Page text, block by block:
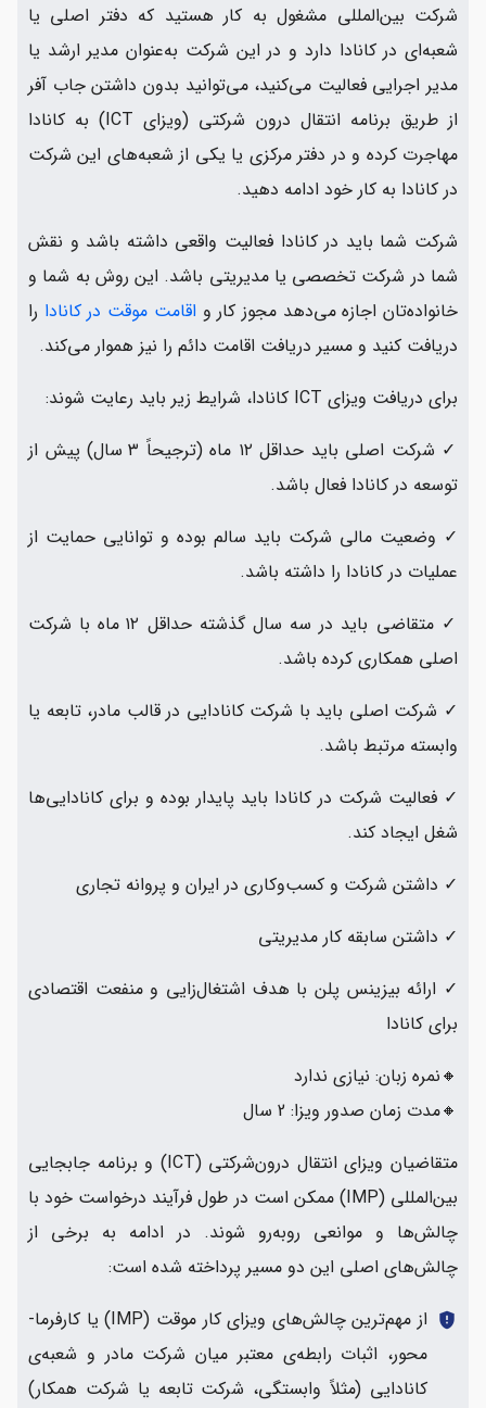
شرکت بین‌المللی مشغول به کار هستید که دفتر اصلی یا
شعبه‌ای در کانادا دارد و در این شرکت به‌عنوان مدیر ارشد یا
مدیر اجرایی فعالیت می‌کنید، می‌توانید بدون داشتن جاب آفر
از طریق برنامه انتقال درون شرکتی (ویزای ICT) به کانادا
مهاجرت کرده و در دفتر مرکزی یا یکی از شعبه‌های این شرکت
در کانادا به کار خود ادامه دهید.
شرکت شما باید در کانادا فعالیت واقعی داشته باشد و نقش
شما در شرکت تخصصی یا مدیریتی باشد. این روش به شما و
خانواده‌تان اجازه می‌دهد مجوز کار و اقامت موقت در کانادا را
دریافت کنید و مسیر دریافت اقامت دائم را نیز هموار می‌کند.
برای دریافت ویزای ICT کانادا، شرایط زیر باید رعایت شوند:
✓ شرکت اصلی باید حداقل ۱۲ ماه (ترجیحاً ۳ سال) پیش از
توسعه در کانادا فعال باشد.
✓ وضعیت مالی شرکت باید سالم بوده و توانایی حمایت از
عملیات در کانادا را داشته باشد.
✓ متقاضی باید در سه سال گذشته حداقل ۱۲ ماه با شرکت
اصلی همکاری کرده باشد.
✓ شرکت اصلی باید با شرکت کانادایی در قالب مادر، تابعه یا
وابسته مرتبط باشد.
✓ فعالیت شرکت در کانادا باید پایدار بوده و برای کانادایی‌ها
شغل ایجاد کند.
✓ داشتن شرکت و کسب‌وکاری در ایران و پروانه تجاری
✓ داشتن سابقه کار مدیریتی
✓ ارائه بیزینس پلن با هدف اشتغال‌زایی و منفعت اقتصادی
برای کانادا
🔸نمره زبان: نیازی ندارد
🔸مدت زمان صدور ویزا: 2 سال
متقاضیان ویزای انتقال درون‌شرکتی (ICT) و برنامه جابجایی
بین‌المللی (IMP) ممکن است در طول فرآیند درخواست خود با
چالش‌ها و موانعی روبه‌رو شوند. در ادامه به برخی از
چالش‌های اصلی این دو مسیر پرداخته شده است:
gpp_maybe
از مهم‌ترین چالش‌های ویزای کار موقت (IMP) یا کارفرما-
محور، اثبات رابطه‌ی معتبر میان شرکت مادر و شعبه‌ی
کانادایی (مثلاً وابستگی، شرکت تابعه یا شرکت همکار)